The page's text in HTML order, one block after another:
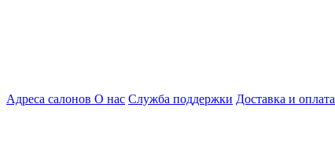
Адреса салонов О нас Служба поддержки Доставка и оплата